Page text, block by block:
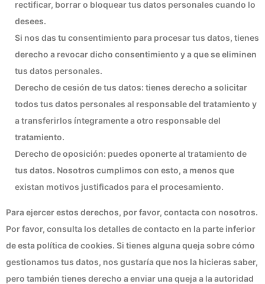
rectificar, borrar o bloquear tus datos personales cuando lo
desees.
Si nos das tu consentimiento para procesar tus datos, tienes
derecho a revocar dicho consentimiento y a que se eliminen
tus datos personales.
Derecho de cesión de tus datos: tienes derecho a solicitar
todos tus datos personales al responsable del tratamiento y
a transferirlos íntegramente a otro responsable del
tratamiento.
Derecho de oposición: puedes oponerte al tratamiento de
tus datos. Nosotros cumplimos con esto, a menos que
existan motivos justificados para el procesamiento.
Para ejercer estos derechos, por favor, contacta con nosotros.
Por favor, consulta los detalles de contacto en la parte inferior
de esta política de cookies. Si tienes alguna queja sobre cómo
gestionamos tus datos, nos gustaría que nos la hicieras saber,
pero también tienes derecho a enviar una queja a la autoridad